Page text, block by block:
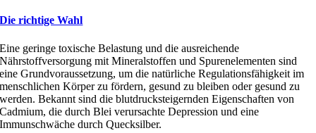
Die richtige Wahl
Eine geringe toxische Belastung und die ausreichende
Nährstoffversorgung mit Mineralstoffen und Spurenelementen sind
eine Grundvoraussetzung, um die natürliche Regulationsfähigkeit im
menschlichen Körper zu fördern, gesund zu bleiben oder gesund zu
werden. Bekannt sind die blutdrucksteigernden Eigenschaften von
Cadmium, die durch Blei verursachte Depression und eine
Immunschwäche durch Quecksilber.